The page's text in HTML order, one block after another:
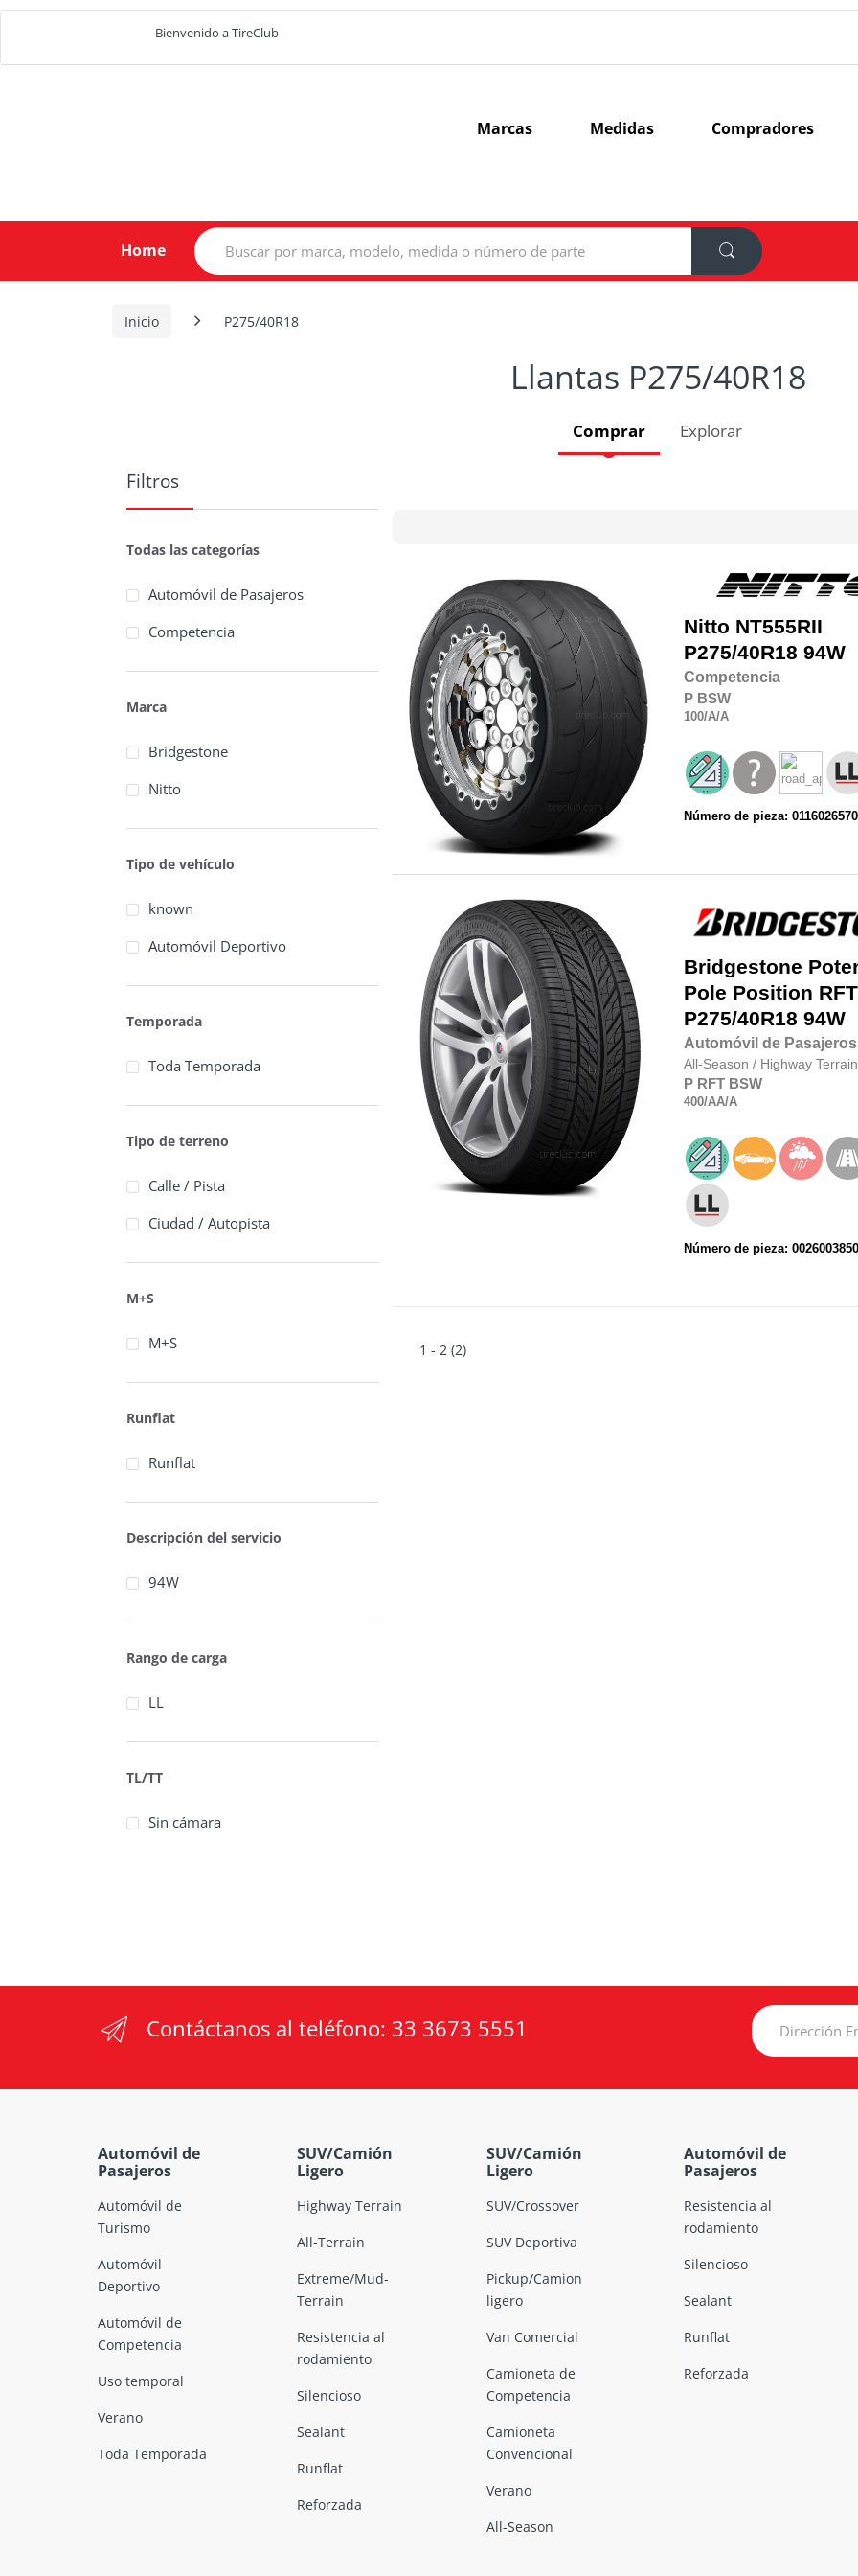
Bienvenido a TireClub
Marcas Medidas Compradores
Home
Search
for:
Inicio P275/40R18
Llantas P275/40R18
Comprar Explorar
Nitto NT555RII
P275/40R18 94W
Competencia
P BSW
100/A/A
Número de pieza:
Bridgestone
Pole Position RFT
P275/40R18 94W
Automóvil de Pasajeros
All-Season / Highway Terrain
P RFT BSW
400/AA/A
Número de pieza:
1 - 2 (2)
Filtros
Todas las categorías
Automóvil de Pasajeros
Competencia
Marca
Bridgestone
Nitto
Tipo de vehículo
known
Automóvil Deportivo
Temporada
Toda Temporada
Tipo de terreno
Calle / Pista
Ciudad / Autopista
M+S
M+S
Runflat
Runflat
Descripción del servicio
94W
Rango de carga
LL
TL/TT
Sin cámara
Contáctanos al teléfono: 33 3673 5551
Automóvil de
Pasajeros
Automóvil de
Turismo
Automóvil
Deportivo
Automóvil de
Competencia
Uso temporal
Verano
Toda Temporada
SUV/Camión
Ligero
Highway Terrain
All-Terrain
Extreme/Mud-
Terrain
Resistencia al
rodamiento
Silencioso
Sealant
Runflat
Reforzada
SUV/Camión
Ligero
SUV/Crossover
SUV Deportiva
Pickup/Camion
ligero
Van Comercial
Camioneta de
Competencia
Camioneta
Convencional
Verano
All-Season
Automóvil de
Pasajeros
Resistencia al
rodamiento
Silencioso
Sealant
Runflat
Reforzada